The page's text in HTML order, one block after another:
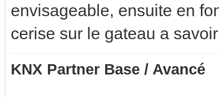
envisageable, ensuite en
cerise sur le gateau a
KNX Partner Base / Avancé